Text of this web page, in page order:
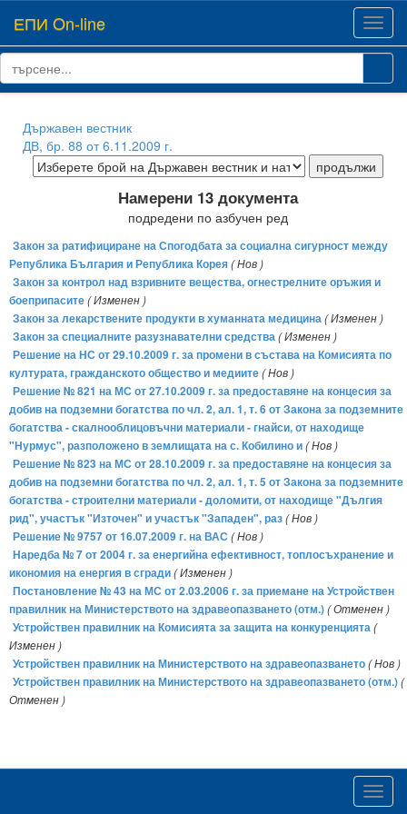
ЕПИ On-line
Държавен вестник
ДВ, бр. 88 от 6.11.2009 г.
Намерени 13 документа
подредени по азбучен ред
Закон за ратифициране на Спогодбата за социална сигурност между
Република България и Република Корея( Нов )
Закон за контрол над взривните вещества, огнестрелните оръжия и
боеприпасите( Изменен )
Закон за лекарствените продукти в хуманната медицина( Изменен )
Закон за специалните разузнавателни средства( Изменен )
Решение на НС от 29.10.2009 г. за промени в състава на Комисията по
културата, гражданското общество и медиите( Нов )
Решение № 821 на МС от 27.10.2009 г. за предоставяне на концесия за
добив на подземни богатства по чл. 2, ал. 1, т. 6 от Закона за подземните
богатства - скалнооблицовъчни материали - гнайси, от находище
"Нурмус", разположено в землищата на с. Кобилино и( Нов )
Решение № 823 на МС от 28.10.2009 г. за предоставяне на концесия за
добив на подземни богатства по чл. 2, ал. 1, т. 5 от Закона за подземните
богатства - строителни материали - доломити, от находище "Дългия
рид", участък "Източен" и участък "Западен", раз( Нов )
Решение № 9757 от 16.07.2009 г. на ВАС ( Нов )
Наредба № 7 от 2004 г. за енергийна ефективност, топлосъхранение и
икономия на енергия в сгради( Изменен )
Постановление № 43 на МС от 2.03.2006 г. за приемане на Устройствен
правилник на Министерството на здравеопазването (отм.)( Отменен )
Устройствен правилник на Комисията за защита на конкуренцията(
Изменен )
Устройствен правилник на Министерството на здравеопазването( Нов )
Устройствен правилник на Министерството на здравеопазването (отм.)(
Отменен )